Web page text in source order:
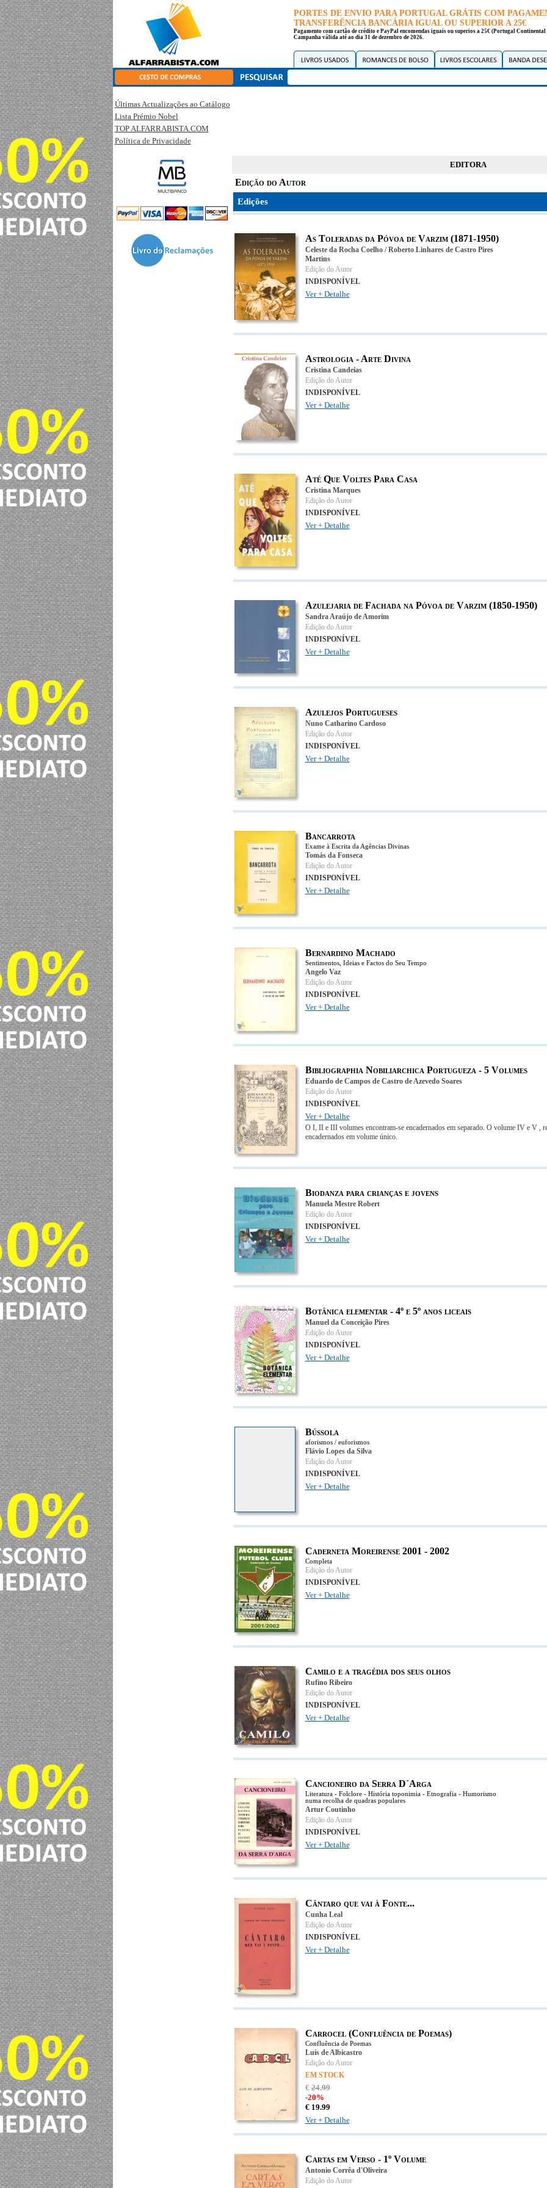
PORTES DE ENVIO PARA PORTUGAL GRÁTIS COM
TRANSFERÊNCIA BANCÁRIA IGUAL OU SUPERIOR A 25€
Pagamento com cartão de crédito e PayPal encomendas iguais ou superios a 25€ (Portugal Continental
Campanha válida até ao dia 31 de dezembro de 2026.
Últimas Actualizações ao Catálogo
Lista Prémio Nobel
TOP ALFARRABISTA.COM
Política de Privacidade
EDITORA
Edição do Autor
Edições
As Toleradas da Póvoa de Varzim (1871-1950)
Celeste da Rocha Coelho / Roberto Linhares de Castro Pires
Martins
Edição do Autor
INDISPONÍVEL
Ver + Detalhe
Astrologia - Arte Divina
Cristina Candeias
Edição do Autor
INDISPONÍVEL
Ver + Detalhe
Até Que Voltes Para Casa
Cristina Marques
Edição do Autor
INDISPONÍVEL
Ver + Detalhe
Azulejaria de Fachada na Póvoa de Varzim (1850-1950)
Sandra Araújo de Amorim
Edição do Autor
INDISPONÍVEL
Ver + Detalhe
Azulejos Portugueses
Nuno Catharino Cardoso
Edição do Autor
INDISPONÍVEL
Ver + Detalhe
Bancarrota
Exame à Escrita da Agências Divinas
Tomás da Fonseca
Edição do Autor
INDISPONÍVEL
Ver + Detalhe
Bernardino Machado
Sentimentos, Ideias e Factos do Seu Tempo
Angelo Vaz
Edição do Autor
INDISPONÍVEL
Ver + Detalhe
Bibliographia Nobiliarchica Portugueza - 5 Volumes
Eduardo de Campos de Castro de Azevedo Soares
Edição do Autor
INDISPONÍVEL
Ver + Detalhe
O I, II e III volumes encontram-se encadernados em separado. O volume IV e V ,
encadernados em volume único.
Biodanza para crianças e jovens
Manuela Mestre Robert
Edição do Autor
INDISPONÍVEL
Ver + Detalhe
Botânica elementar - 4º e 5º anos liceais
Manuel da Conceição Pires
Edição do Autor
INDISPONÍVEL
Ver + Detalhe
Bússola
aforismos / euforismos
Flávio Lopes da Silva
Edição do Autor
INDISPONÍVEL
Ver + Detalhe
Caderneta Moreirense 2001 - 2002
Completa
Edição do Autor
INDISPONÍVEL
Ver + Detalhe
Camilo e a tragédia dos seus olhos
Rufino Ribeiro
Edição do Autor
INDISPONÍVEL
Ver + Detalhe
Cancioneiro da Serra D´Arga
Literatura - Folclore - História toponimia - Etnografia - Humorismo
numa recolha de quadras populares
Artur Coutinho
Edição do Autor
INDISPONÍVEL
Ver + Detalhe
Cântaro que vai à Fonte...
Cunha Leal
Edição do Autor
INDISPONÍVEL
Ver + Detalhe
Carrocel (Confluência de Poemas)
Confluência de Poemas
Luís de Albicastro
Edição do Autor
EM STOCK
€24.99
-20%
€ 19.99
Ver + Detalhe
Cartas em Verso - 1º Volume
Antonio Corrêa d'Oliveira
Edição do Autor